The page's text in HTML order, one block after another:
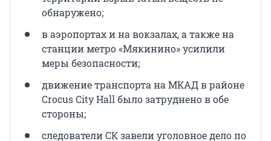
обнаружено;
в аэропортах и на вокзалах, а также на
станции метро «Мякинино» усилили
меры безопасности;
движение транспорта на МКАД в районе
Crocus City Hall было затруднено в обе
стороны;
следователи СК завели уголовное дело по